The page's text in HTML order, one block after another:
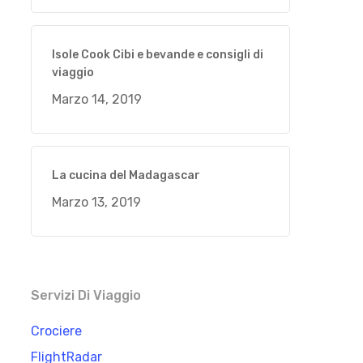
Isole Cook Cibi e bevande e consigli di
viaggio
Marzo 14, 2019
La cucina del Madagascar
Marzo 13, 2019
Servizi Di Viaggio
Crociere
FlightRadar